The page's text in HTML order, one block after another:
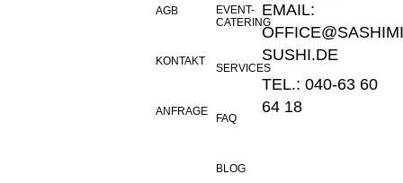
EVENT-
CATERING
SERVICES
FAQ
BLOG
AGB
KONTAKT
ANFRAGE
EMAIL:
SUSHI.DE
TEL.: 040-63 60
64 18